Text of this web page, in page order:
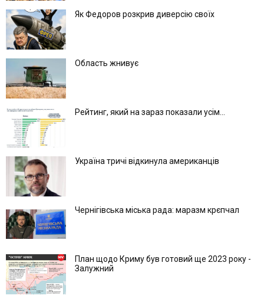
Як Федоров розкрив диверсію своїх
Область жнивує
Рейтинг, який на зараз показали усім...
Україна тричі відкинула американців
Чернігівська міська рада: маразм крєпчал
План щодо Криму був готовий ще 2023 року -
Залужний